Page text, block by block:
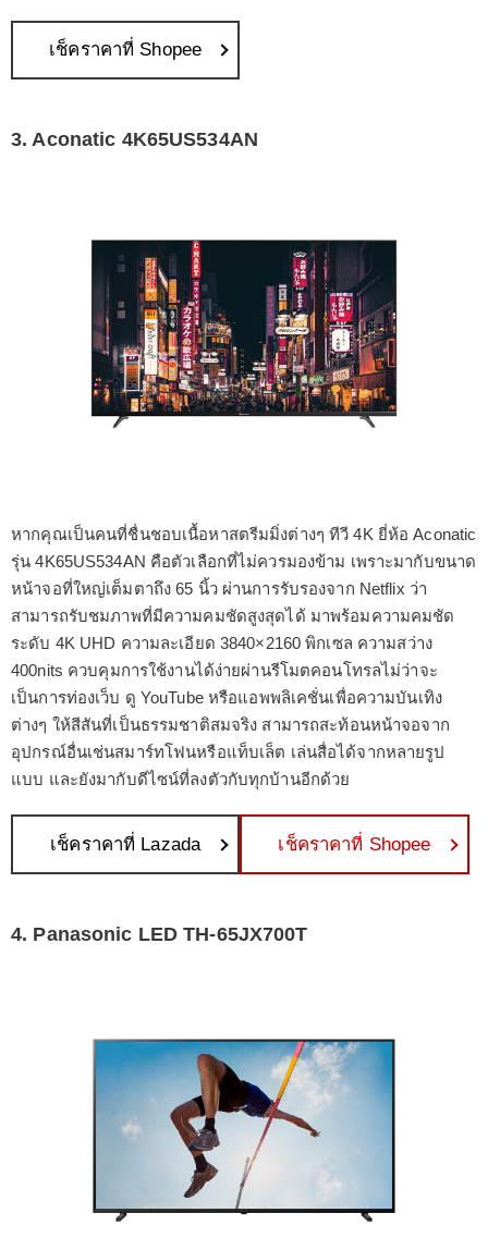
เช็คราคาที่ Shopee
3. Aconatic 4K65US534AN
หากคุณเป็นคนที่ชื่นชอบเนื้อหาสตรีมมิ่งต่างๆ ทีวี 4K ยี่ห้อ Aconatic
รุ่น 4K65US534AN คือตัวเลือกที่ไม่ควรมองข้าม เพราะมากับขนาด
หน้าจอที่ใหญ่เต็มตาถึง 65 นิ้ว ผ่านการรับรองจาก Netflix ว่า
สามารถรับชมภาพที่มีความคมชัดสูงสุดได้ มาพร้อมความคมชัด
ระดับ 4K UHD ความละเอียด 3840×2160 พิกเซล ความสว่าง
400nits ควบคุมการใช้งานได้ง่ายผ่านรีโมตคอนโทรลไม่ว่าจะ
เป็นการท่องเว็บ ดู YouTube หรือแอพพลิเคชั่นเพื่อความบันเทิง
ต่างๆ ให้สีสันที่เป็นธรรมชาติสมจริง สามารถสะท้อนหน้าจอจาก
อุปกรณ์อื่นเช่นสมาร์ทโฟนหรือแท็บเล็ต เล่นสื่อได้จากหลายรูป
แบบ และยังมากับดีไซน์ที่ลงตัวกับทุกบ้านอีกด้วย
เช็คราคาที่ Lazada เช็คราคาที่ Shopee
4. Panasonic LED TH-65JX700T